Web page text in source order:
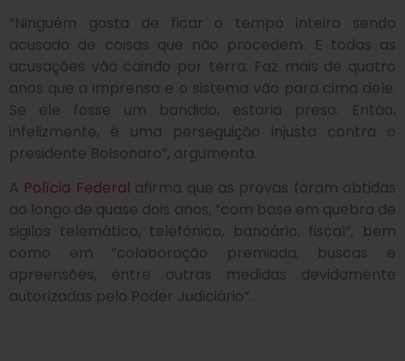
“Ninguém gosta de ficar o tempo inteiro sendo
acusado de coisas que não procedem. E todas as
acusações vão caindo por terra. Faz mais de quatro
anos que a imprensa e o sistema vão para cima dele.
Se ele fosse um bandido, estaria preso. Então,
infelizmente, é uma perseguição injusta contra o
presidente Bolsonaro”, argumenta.
A Polícia Federal afirma que as provas foram obtidas
ao longo de quase dois anos, “com base em quebra de
sigilos telemático, telefônico, bancário, fiscal”, bem
como em “colaboração premiada, buscas e
apreensões, entre outras medidas devidamente
autorizadas pelo Poder Judiciário”.